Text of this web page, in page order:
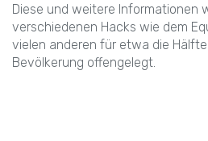
Diese und weitere Informationen
verschiedenen Hacks wie dem
vielen anderen für etwa die
Bevölkerung offengelegt.